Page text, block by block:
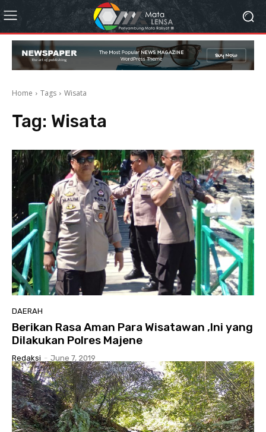
Home Tags Wisata
Tag: Wisata
DAERAH
Berikan Rasa Aman Para Wisatawan ,Ini yang
Dilakukan Polres Majene
Redaksi - June 7, 2019